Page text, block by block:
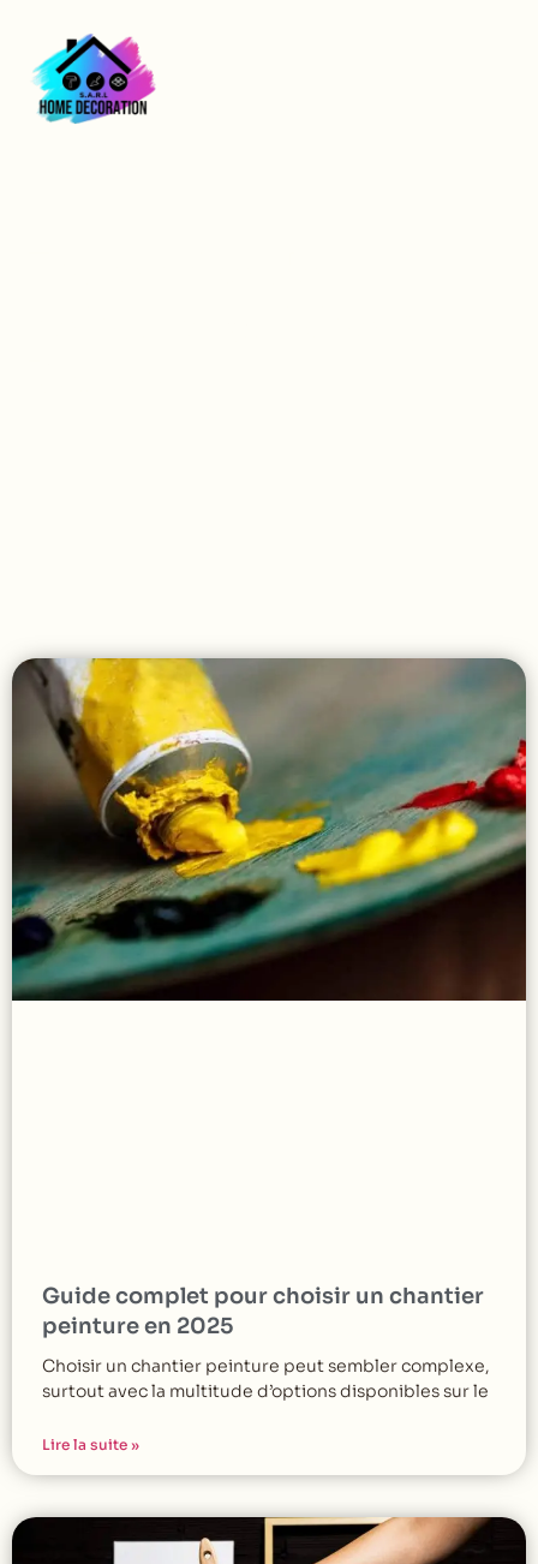
Guide complet pour choisir un chantier
peinture en 2025
Choisir un chantier peinture peut sembler complexe,
surtout avec la multitude d’options disponibles sur le
Lire la suite »